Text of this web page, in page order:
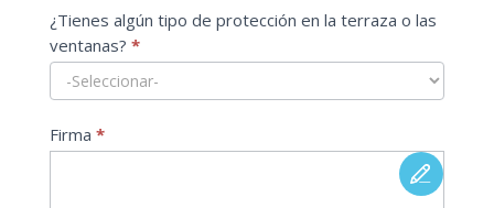
¿Tienes algún tipo de protección en la terraza o las
ventanas? *
Firma *